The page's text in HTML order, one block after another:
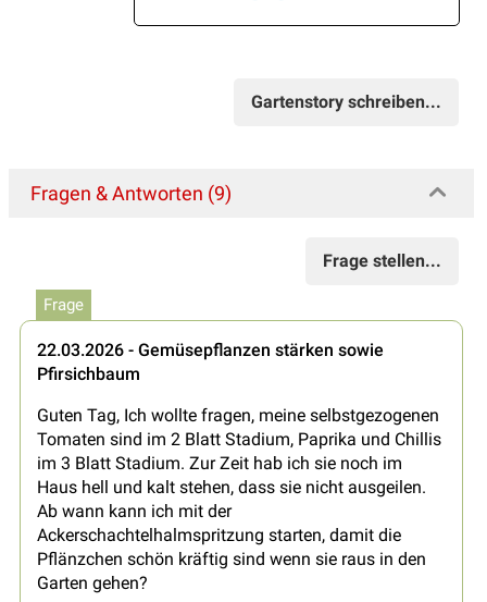
Gartenstory schreiben...
Fragen & Antworten (9)
Frage stellen...
Frage
22.03.2026 - Gemüsepflanzen stärken sowie
Pfirsichbaum
Guten Tag, Ich wollte fragen, meine selbstgezogenen
Tomaten sind im 2 Blatt Stadium, Paprika und Chillis
im 3 Blatt Stadium. Zur Zeit hab ich sie noch im
Haus hell und kalt stehen, dass sie nicht ausgeilen.
Ab wann kann ich mit der
Ackerschachtelhalmspritzung starten, damit die
Pflänzchen schön kräftig sind wenn sie raus in den
Garten gehen?